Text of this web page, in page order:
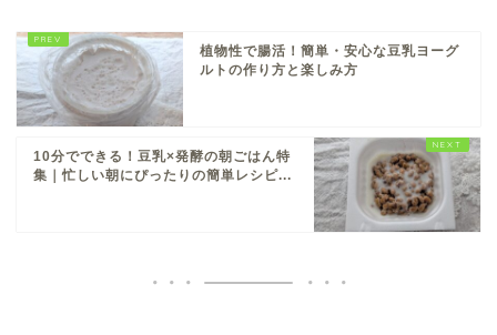
植物性で腸活！簡単・安心な豆乳ヨーグ
ルトの作り方と楽しみ方
10分でできる！豆乳×発酵の朝ごはん特
集｜忙しい朝にぴったりの簡単レシピ...